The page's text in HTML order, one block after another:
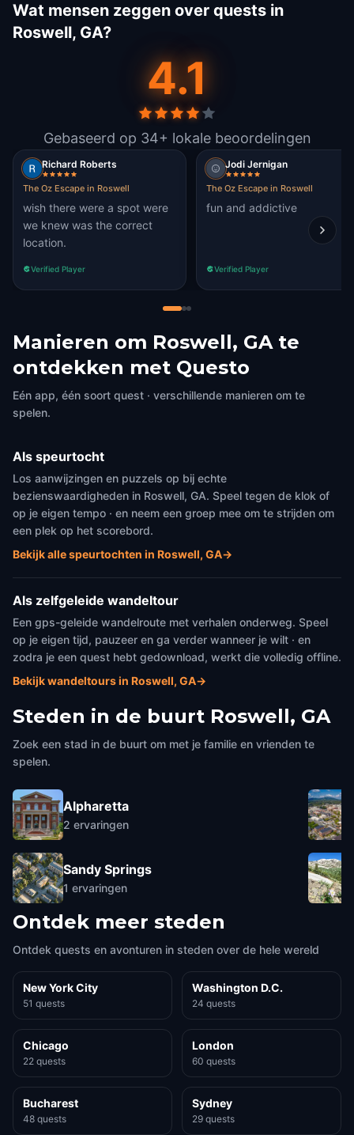
Wat mensen zeggen over quests in
Roswell, GA?
4.1
Gebaseerd op 34+ lokale beoordelingen
Richard Roberts
The Oz Escape in Roswell
wish there were a spot were
we knew was the correct
location.
Verified Player
Jodi Jernigan
The Oz Escape in Roswell
fun and addictive
Verified Player
Manieren om Roswell, GA te
ontdekken met Questo
Eén app, één soort quest · verschillende manieren om te
spelen.
Als speurtocht
Los aanwijzingen en puzzels op bij echte
bezienswaardigheden in Roswell, GA. Speel tegen de klok of
op je eigen tempo · en neem een groep mee om te strijden om
een plek op het scorebord.
Bekijk alle speurtochten in Roswell, GA→
Als zelfgeleide wandeltour
Een gps-geleide wandelroute met verhalen onderweg. Speel
op je eigen tijd, pauzeer en ga verder wanneer je wilt · en
zodra je een quest hebt gedownload, werkt die volledig offline.
Bekijk wandeltours in Roswell, GA→
Steden in de buurt Roswell, GA
Zoek een stad in de buurt om met je familie en vrienden te
spelen.
Alpharetta
2 ervaringen
Sandy Springs
1 ervaringen
Ontdek meer steden
Ontdek quests en avonturen in steden over de hele wereld
New York City
51 quests
Washington D.C.
24 quests
Chicago
22 quests
London
60 quests
Bucharest
48 quests
Sydney
29 quests